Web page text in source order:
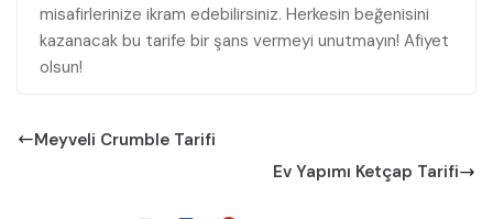
misafirlerinize ikram edebilirsiniz. Herkesin beğenisini
kazanacak bu tarife bir şans vermeyi unutmayın! Afiyet
olsun!
Meyveli Crumble Tarifi
Ev Yapımı Ketçap Tarifi